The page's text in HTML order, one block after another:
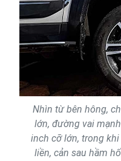
Nhìn từ bên hông,
lớn, đường vai
inch cỡ lớn, trong khi
liền, cản sau hầm